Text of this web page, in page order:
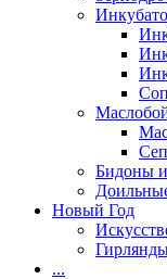
Бидоны
Новый Год
...